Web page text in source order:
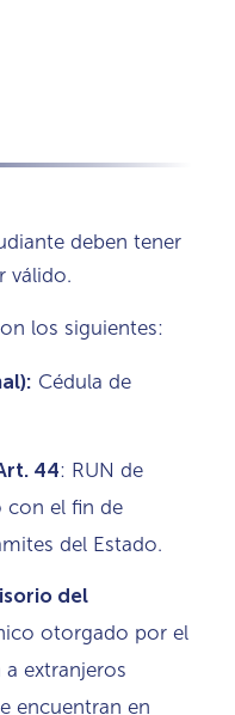
deben tener
válido.
los siguientes:
Cédula de
44: RUN de
con el fin de
del Estado.
del
otorgado por el
extranjeros
encuentran en